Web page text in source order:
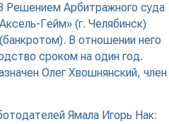
Решением Арбитражного суда
Гейм» (г. Челябинск)
В отношении него
сроком на один год.
Олег Хвошнянский, член
Ямала Игорь Нак: